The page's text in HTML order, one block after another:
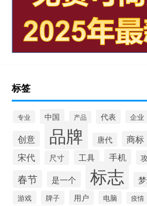
标签
专业 中国 产品 代表 企业
创意 品牌 唐代 商标
宋代 尺寸 工具 手机
春节 是一个 标志
游戏 牌子 用户 电脑 疫情